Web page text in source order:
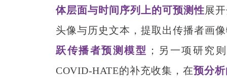
体层面与时间序列上的可预测性展
头像与历史文本，提取出传播者画
跃传播者预测模型 ；另一项研究
COVID-HATE的补充收集，在预分